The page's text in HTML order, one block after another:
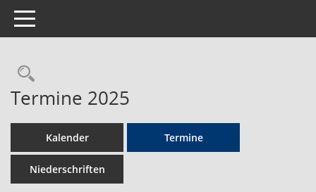
Toggle navigation
Rechercheauswahl
Termine 2025
Kalender Termine
Niederschriften